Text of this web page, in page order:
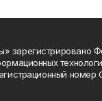
зарегистрировано